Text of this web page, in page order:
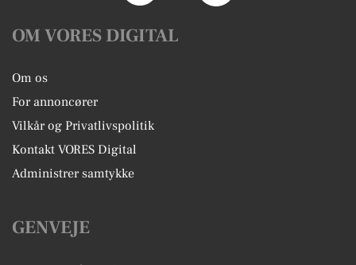
OM VORES DIGITAL
Om os
For annoncører
Vilkår og Privatlivspolitik
Kontakt VORES Digital
Administrer samtykke
GENVEJE